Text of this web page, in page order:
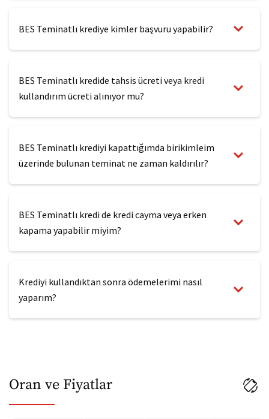
BES Teminatlı krediye kimler başvuru yapabilir?
BES Teminatlı kredide tahsis ücreti veya kredi
kullandırım ücreti alınıyor mu?
BES Teminatlı krediyi kapattığımda birikimleim
üzerinde bulunan teminat ne zaman kaldırılır?
BES Teminatlı kredi de kredi cayma veya erken
kapama yapabilir miyim?
Krediyi kullandıktan sonra ödemelerimi nasıl
yaparım?
Oran ve Fiyatlar